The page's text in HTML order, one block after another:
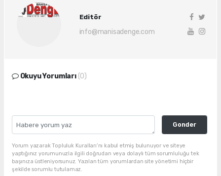
Editör
info@manisadenge.com
Okuyu Yorumları (0)
Gonder
Yorum yazarak Topluluk Kuralları’nı kabul etmiş bulunuyor ve siteye
yaptığınız yorumunuzla ilgili doğrudan veya dolaylı tüm sorumluluğu tek
başınıza üstleniyorsunuz. Yazılan tüm yorumlardan site yönetimi hiçbir
şekilde sorumlu tutulamaz.